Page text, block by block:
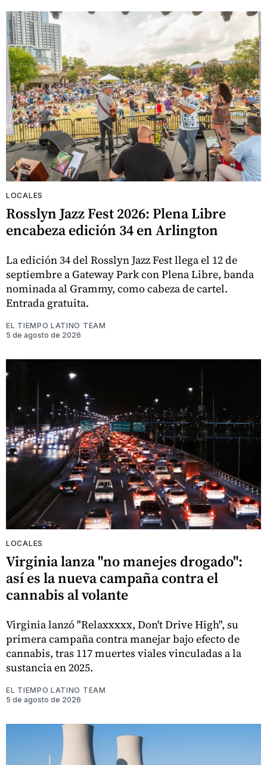
LOCALES
Rosslyn Jazz Fest 2026: Plena Libre
encabeza edición 34 en Arlington
La edición 34 del Rosslyn Jazz Fest llega el 12 de
septiembre a Gateway Park con Plena Libre, banda
nominada al Grammy, como cabeza de cartel.
Entrada gratuita.
EL TIEMPO LATINO TEAM
5 de agosto de 2026
LOCALES
Virginia lanza "no manejes drogado":
así es la nueva campaña contra el
cannabis al volante
Virginia lanzó "Relaxxxxx, Don't Drive High", su
primera campaña contra manejar bajo efecto de
cannabis, tras 117 muertes viales vinculadas a la
sustancia en 2025.
EL TIEMPO LATINO TEAM
5 de agosto de 2026